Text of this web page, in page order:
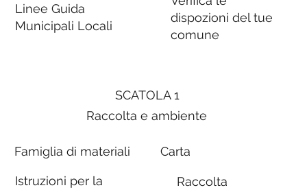
SCATOLA 1
Raccolta e ambiente
Famiglia di materiali
Istruzioni per la
Carta
Raccolta
Linee Guida
Municipali Locali
dispozioni del tue
comune